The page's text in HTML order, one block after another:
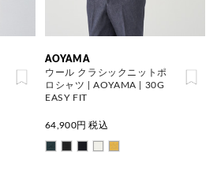
AOYAMA
ウール クラシックニットポ
ロシャツ | AOYAMA | 30G
EASY FIT
64,900円 税込